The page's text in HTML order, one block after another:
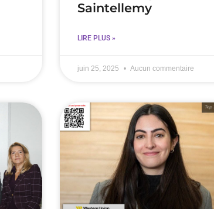
Saintellemy
LIRE PLUS »
juin 25, 2025 Aucun commentaire